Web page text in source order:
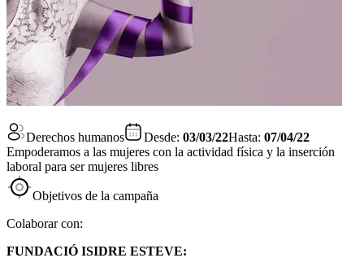
Derechos humanos Desde: 03/03/22Hasta: 07/04/22
Empoderamos a las mujeres con la actividad física y la inserción
laboral para ser mujeres libres
Objetivos de la campaña
Colaborar con:
FUNDACIÓ ISIDRE ESTEVE: